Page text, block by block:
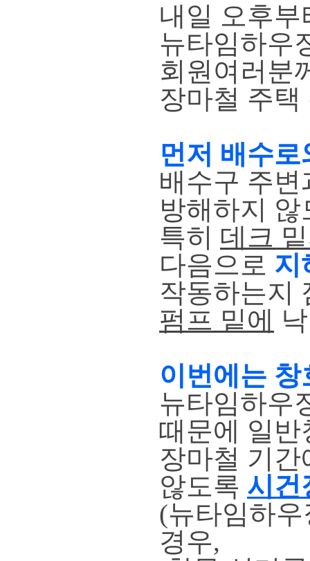
내일 오후부
뉴타임하우
회원여러분
장마철 주
먼저 배수
배수구 주
방해하지
특히 데크
다음으로 지
작동하는지
펌프 밑에
이번에는
뉴타임하우
때문에 일반
장마철 기
않도록 시건
(뉴타임하
경우,